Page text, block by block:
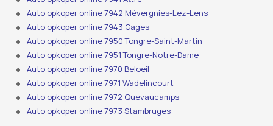
Auto opkoper online 7942 Mévergnies-Lez-Lens
Auto opkoper online 7943 Gages
Auto opkoper online 7950 Tongre-Saint-Martin
Auto opkoper online 7951 Tongre-Notre-Dame
Auto opkoper online 7970 Beloeil
Auto opkoper online 7971 Wadelincourt
Auto opkoper online 7972 Quevaucamps
Auto opkoper online 7973 Stambruges